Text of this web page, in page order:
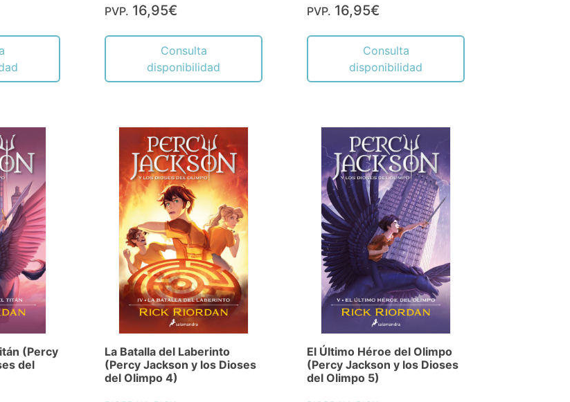
PVP. 16,95€
Consulta
disponibilidad
PVP. 16,95€
Consulta
disponibilidad
(Percy
del
La Batalla del Laberinto
(Percy Jackson y los Dioses
del Olimpo 4)
El Último Héroe del Olimpo
(Percy Jackson y los Dioses
del Olimpo 5)